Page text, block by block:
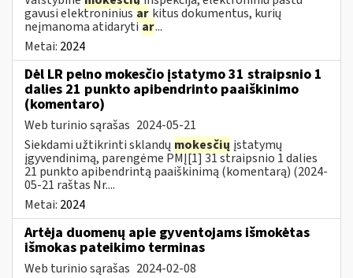
gavusi elektroniniusar kitus dokumentus, kurių
neįmanoma atidarytiar...
Metai: 2024
Dėl LR pelno mokesčio įstatymo 31 straipsnio 1
dalies 21 punkto apibendrinto paaiškinimo
(komentaro)
Web turinio sąrašas 2024-05-21
Siekdami užtikrinti sklandų mokesčių įstatymų
įgyvendinimą, parengėme PMĮ[1] 31 straipsnio 1 dalies
21 punkto apibendrintą paaiškinimą (komentarą) (2024-
05-21 raštas Nr....
Metai: 2024
Artėja duomenų apie gyventojams išmokėtas
išmokas pateikimo terminas
Web turinio sąrašas 2024-02-08